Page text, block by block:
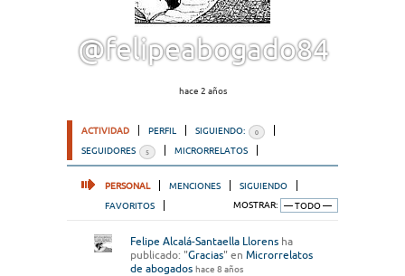
@felipeabogado84
hace 2 años
ACTIVIDAD PERFIL SIGUIENDO: 0
SEGUIDORES 5 MICRORRELATOS
PERSONAL MENCIONES
SIGUIENDO
FAVORITOS
MOSTRAR:
Felipe Alcalá-Santaella Llorens ha
publicado: "Gracias" en Microrrelatos
de abogados hace 8 años